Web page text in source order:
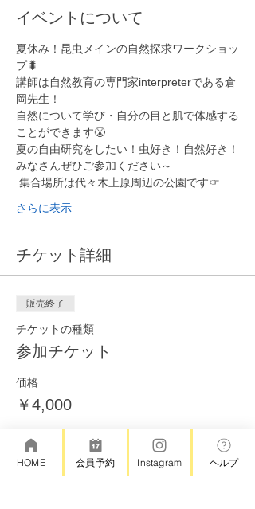
イベントについて
夏休み！昆虫メインの自然探求ワークショッ
プ🐛
講師は自然教育の専門家interpreterである倉
岡先生！
自然について学び・自分の目と肌で体感する
ことができます😤
夏の自由研究をしたい！虫好き！自然好き！
みなさんぜひご参加ください～
集合場所は代々木上原周辺の公園です☞
さらに表示
チケット詳細
販売終了
チケットの種類
参加チケット
価格
￥4,000
HOME 会員予約 Instagram ヘルプ